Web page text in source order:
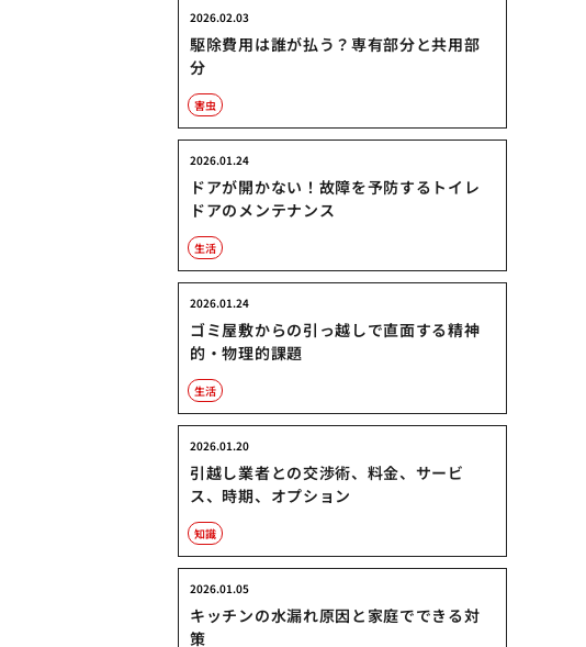
駆除費用は誰が払う？専有部分と共用部
分
2026.02.03
害虫
ドアが開かない！故障を予防するトイレ
ドアのメンテナンス
2026.01.24
生活
ゴミ屋敷からの引っ越しで直面する精神
的・物理的課題
2026.01.24
生活
引越し業者との交渉術、料金、サービ
ス、時期、オプション
2026.01.20
知識
キッチンの水漏れ原因と家庭でできる対
策
2026.01.05